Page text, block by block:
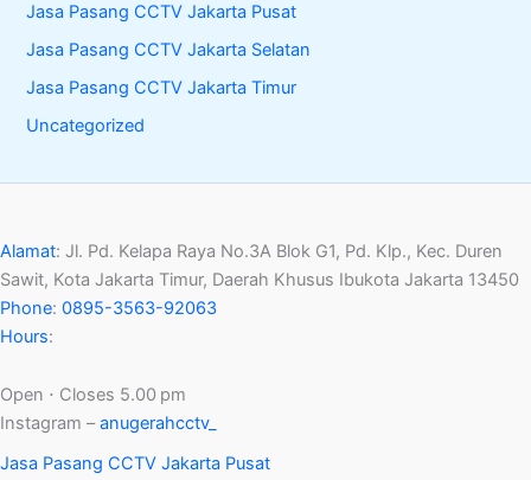
Jasa Pasang CCTV Jakarta Pusat
Jasa Pasang CCTV Jakarta Selatan
Jasa Pasang CCTV Jakarta Timur
Uncategorized
Alamat: Jl. Pd. Kelapa Raya No.3A Blok G1, Pd. Klp., Kec. Duren
Sawit, Kota Jakarta Timur, Daerah Khusus Ibukota Jakarta 13450
Phone: 0895-3563-92063
Hours:
Open ⋅ Closes 5.00 pm
Instagram –anugerahcctv_
Jasa Pasang CCTV Jakarta Pusat